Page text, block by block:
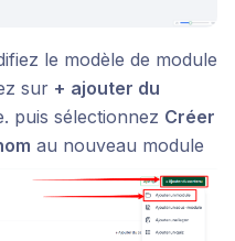
le modèle de module
sur + ajouter du
puis sélectionnez Créer
au nouveau module